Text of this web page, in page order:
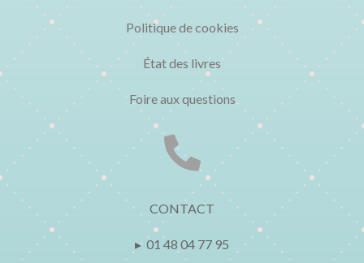
Politique de cookies
État des livres
Foire aux questions

CONTACT
▸ 01 48 04 77 95